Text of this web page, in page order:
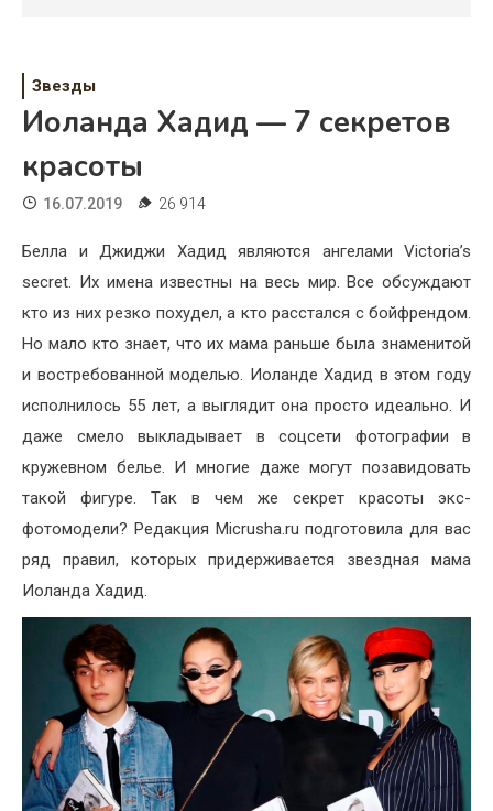
Свадьба
Жизнь
Хобби
Красота
Недвижимость
Звезды
Иоланда Хадид — 7 секретов
красоты
16.07.2019 26 914
Белла и Джиджи Хадид являются ангелами Victoria’s
secret. Их имена известны на весь мир. Все обсуждают
кто из них резко похудел, а кто расстался с бойфрендом.
Но мало кто знает, что их мама раньше была знаменитой
и востребованной моделью. Иоланде Хадид в этом году
исполнилось 55 лет, а выглядит она просто идеально. И
даже смело выкладывает в соцсети фотографии в
кружевном белье. И многие даже могут позавидовать
такой фигуре. Так в чем же секрет красоты экс-
фотомодели? Редакция Micrusha.ru подготовила для вас
ряд правил, которых придерживается звездная мама
Иоланда Хадид.